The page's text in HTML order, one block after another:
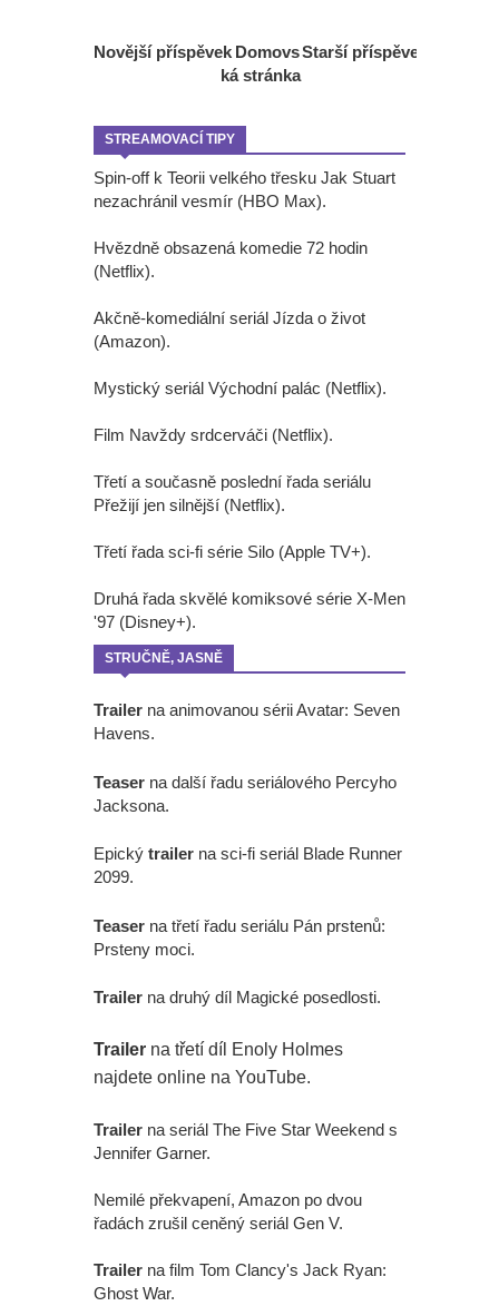
Novější příspěvek Starší příspěvek
Domovs
ká stránka
STREAMOVACÍ TIPY
Spin-off k Teorii velkého třesku Jak Stuart
nezachránil vesmír (HBO Max).
Hvězdně obsazená komedie 72 hodin
(Netflix).
Akčně-komediální seriál Jízda o život
(Amazon).
Mystický seriál Východní palác (Netflix).
Film Navždy srdcerváči (Netflix).
Třetí a současně poslední řada seriálu
Přežijí jen silnější (Netflix).
Třetí řada sci-fi série Silo (Apple TV+).
Druhá řada skvělé komiksové série X-Men
'97 (Disney+).
STRUČNĚ, JASNĚ
Trailer na animovanou sérii Avatar: Seven
Havens.
Teaser na další řadu seriálového Percyho
Jacksona.
Epický trailer na sci-fi seriál Blade Runner
2099.
Teaser na třetí řadu seriálu Pán prstenů:
Prsteny moci.
Trailer na druhý díl Magické posedlosti.
Trailer na třetí díl Enoly Holmes
najdete online na YouTube.
Trailer na seriál The Five Star Weekend s
Jennifer Garner.
Nemilé překvapení, Amazon po dvou
řadách zrušil ceněný seriál Gen V.
Trailer na film Tom Clancy's Jack Ryan:
Ghost War.